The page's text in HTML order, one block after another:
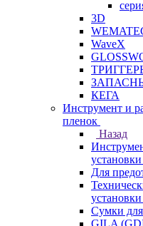
3D
WaveX
КЕГА
Инструмент и
пленок
Назад
Для
Сумки
GILA